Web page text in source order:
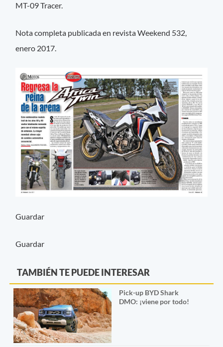
MT-09 Tracer.
Nota completa publicada en revista Weekend 532,
enero 2017.
Guardar
Guardar
TAMBIÉN TE PUEDE INTERESAR
Pick-up BYD Shark
DMO: ¡viene por todo!